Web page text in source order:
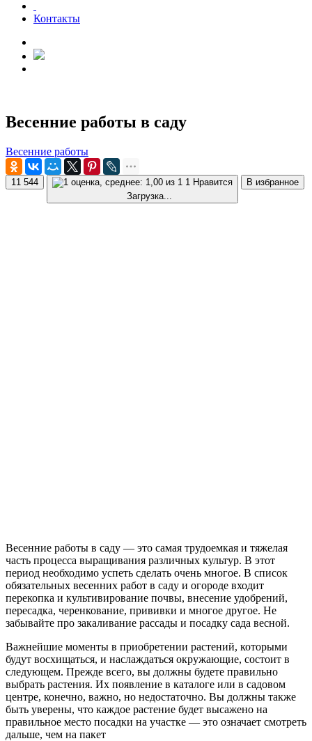
Контакты
Весенние работы в саду
Весенние работы
11 544
1 Нравится
Загрузка...
В избранное
Весенние работы в саду — это самая трудоемкая и тяжелая
часть процесса выращивания различных культур. В этот
период необходимо успеть сделать очень многое. В список
обязательных весенних работ в саду и огороде входит
перекопка и культивирование почвы, внесение удобрений,
пересадка, черенкование, прививки и многое другое. Не
забывайте про закаливание рассады и посадку сада весной.
Важнейшие моменты в приобретении растений, которыми
будут восхищаться, и наслаждаться окружающие, состоит в
следующем. Прежде всего, вы должны будете правильно
выбрать растения. Их появление в каталоге или в садовом
центре, конечно, важно, но недостаточно. Вы должны также
быть уверены, что каждое растение будет высажено на
правильное место посадки на участке — это означает смотреть
дальше, чем на пакет